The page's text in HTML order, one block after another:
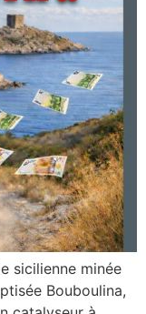
sicilienne minée
Bouboulina,